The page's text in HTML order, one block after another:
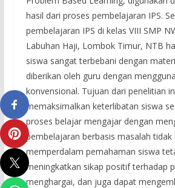
hasil dari proses pembelajaran IPS.
pembelajaran IPS di kelas VIII SMP
Labuhan Haji, Lombok Timur, NTB
siswa sangat terbebani dengan
diberikan oleh guru dengan
konvensional. Tujuan dari penelitian
memaksimalkan keterlibatan siswa
proses belajar mengajar dengan
pembelajaran berbasis masalah tidak
memperdalam pemahaman siswa
meningkatkan sikap positif terhadap
menghargai, dan juga dapat